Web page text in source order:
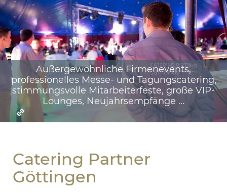
Außergewöhnliche Firmenevents,
professionelles Messe- und Tagungscatering,
stimmungsvolle Mitarbeiterfeste, große VIP-
Lounges, Neujahrsempfänge ...
Catering Partner
Göttingen